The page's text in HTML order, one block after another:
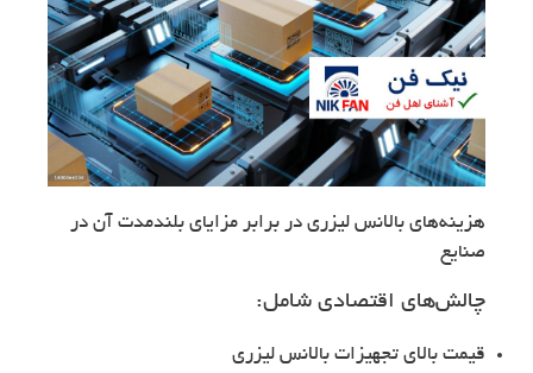
هزینه‌های بالانس لیزری در برابر مزایای بلندمدت آن در
صنایع
چالش‌های اقتصادی شامل:
قیمت بالای تجهیزات بالانس لیزری